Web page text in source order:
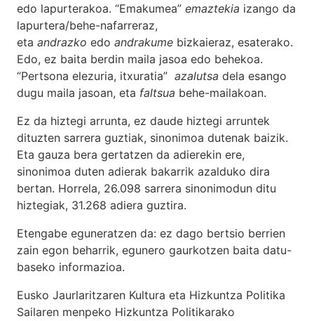
edo lapurterakoa. “Emakumea” emaztekia izango da
lapurtera/behe-nafarreraz,
eta andrazko edo andrakume bizkaieraz, esaterako.
Edo, ez baita berdin maila jasoa edo behekoa.
“Pertsona elezuria, itxuratia” azalutsa dela esango
dugu maila jasoan, eta faltsua behe-mailakoan.
Ez da hiztegi arrunta, ez daude hiztegi arruntek
dituzten sarrera guztiak, sinonimoa dutenak baizik.
Eta gauza bera gertatzen da adierekin ere,
sinonimoa duten adierak bakarrik azalduko dira
bertan. Horrela, 26.098 sarrera sinonimodun ditu
hiztegiak, 31.268 adiera guztira.
Etengabe eguneratzen da: ez dago bertsio berrien
zain egon beharrik, egunero gaurkotzen baita datu-
baseko informazioa.
Eusko Jaurlaritzaren Kultura eta Hizkuntza Politika
Sailaren menpeko Hizkuntza Politikarako